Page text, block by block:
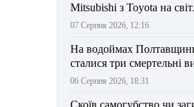
Mitsubishi з Toyota на
07 Серпня 2026, 12:16
На водоймах
сталися три смертельні
06 Серпня 2026, 18:31
Скоїв самогубство чи